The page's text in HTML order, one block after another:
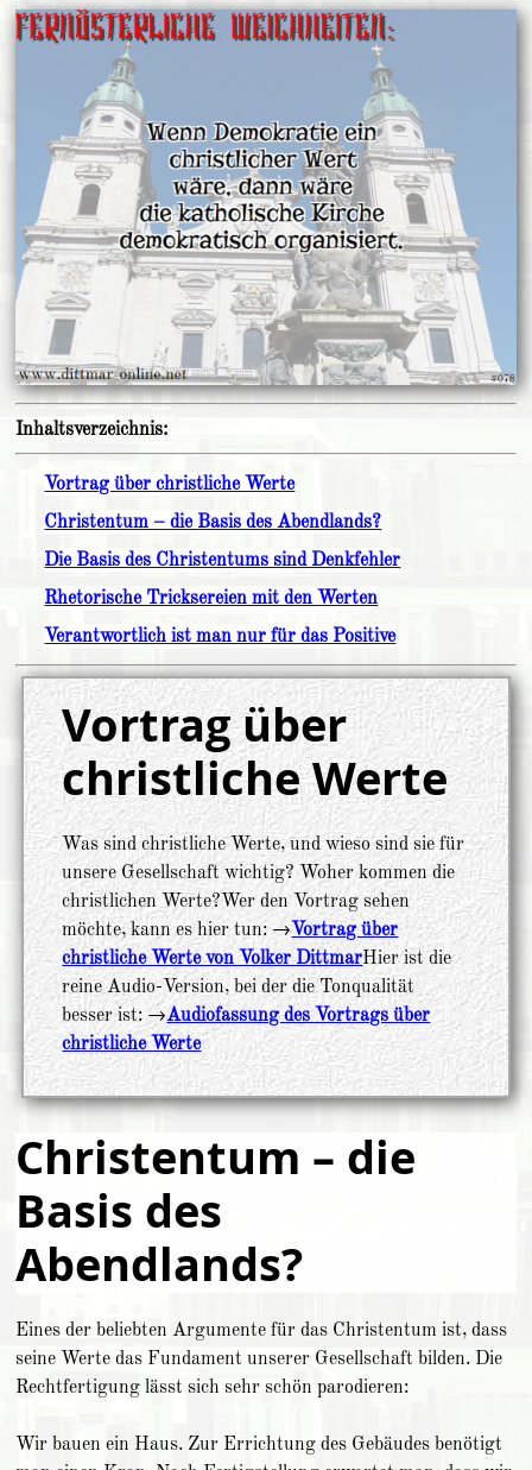
Inhaltsverzeichnis:
Vortrag über christliche Werte
Christentum – die Basis des Abendlands?
Die Basis des Christentums sind Denkfehler
Rhetorische Tricksereien mit den Werten
Verantwortlich ist man nur für das Positive
Vortrag über
christliche Werte
Was sind christliche Werte, und wieso sind sie für
unsere Gesellschaft wichtig? Woher kommen die
christlichen Werte?Wer den Vortrag sehen
möchte, kann es hier tun: →Vortrag über
christliche Werte von Volker DittmarHier ist die
reine Audio-Version, bei der die Tonqualität
besser ist: →Audiofassung des Vortrags über
christliche Werte
Christentum – die
Basis des
Abendlands?
Eines der beliebten Argumente für das Christentum ist, dass
seine Werte das Fundament unserer Gesellschaft bilden. Die
Rechtfertigung lässt sich sehr schön parodieren:
Wir bauen ein Haus. Zur Errichtung des Gebäudes benötigt